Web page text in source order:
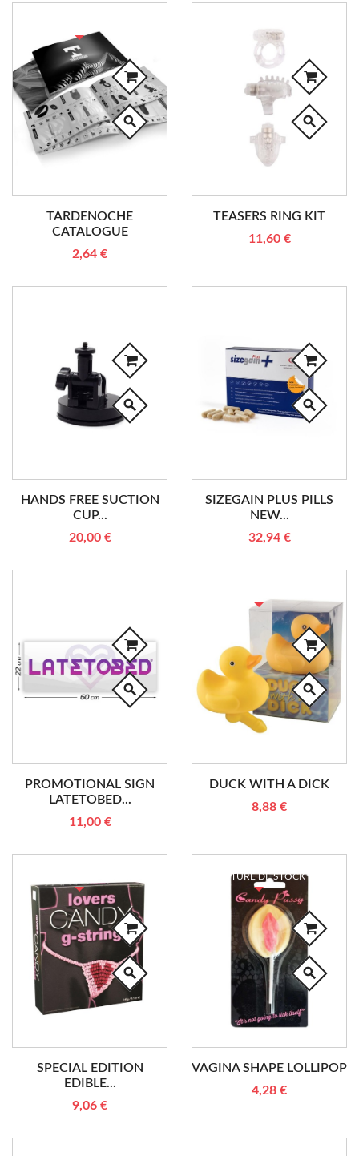
search
TARDENOCHE
CATALOGUE
2,64 €
search
TEASERS RING KIT
11,60 €
search
HANDS FREE SUCTION
CUP...
20,00 €
search
SIZEGAIN PLUS PILLS
NEW...
32,94 €
search
PROMOTIONAL SIGN
LATETOBED...
11,00 €
search
DUCK WITH A DICK
8,88 €
search
SPECIAL EDITION
EDIBLE...
9,06 €
search
VAGINA SHAPE LOLLIPOP
4,28 €
RUPTURE DE STOCK